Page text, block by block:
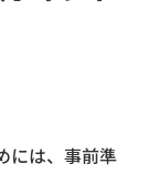
には、事前準